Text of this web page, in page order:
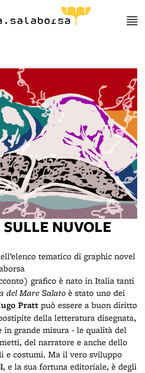
SULLE NUVOLE
tematico di graphic novel
grafico è nato in Italia tanti
del Mare Salato è stato uno dei
Pratt può essere a buon diritto
della letteratura disegnata,
in grande misura - le qualità del
del narratore e anche dello
e costumi. Ma il vero sviluppo
, e la sua fortuna editoriale, è degli